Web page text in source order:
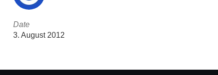
Date
3. August 2012